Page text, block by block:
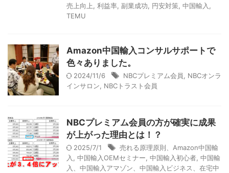
売上向上 利益率 副業成功 円安対策 中国輸入
TEMU
Amazon中国輸入コンサルサポートで
色々ありました。
2024/11/6 NBCプレミアム会員
NBCオンラ
インサロン
NBCトラスト会員
NBCプレミアム会員の方が確実に成果
が上がった理由とは！？
2025/7/1
売れる原理原則、Amazon中国輸
入
中国輸入OEMセミナー 中国輸入初心者 中国輸
入、中国輸入アマゾン、中国輸入ビジネス、在宅中